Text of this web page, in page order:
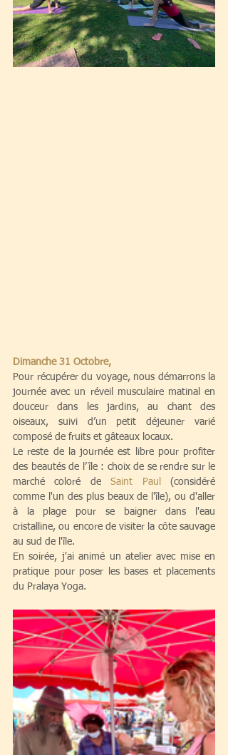
Dimanche 31 Octobre,
Pour récupérer du voyage, nous démarrons la
journée avec un réveil musculaire matinal en
douceur dans les jardins, au chant des
oiseaux, suivi d’un petit déjeuner varié
composé de fruits et gâteaux locaux.
Le reste de la journée est libre pour profiter
des beautés de l’île : choix de se rendre sur le
marché coloré de Saint Paul
(considéré
comme l'un des plus beaux de l'île), ou d'aller
à la plage pour se baigner dans l'eau
cristalline, ou encore de visiter la côte sauvage
au sud de l'île.
En soirée, j'ai animé un atelier avec mise en
pratique pour poser les bases et placements
du Pralaya Yoga.